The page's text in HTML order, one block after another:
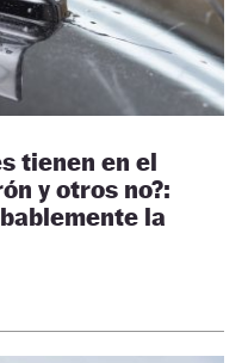
tienen en el
y otros no?:
la